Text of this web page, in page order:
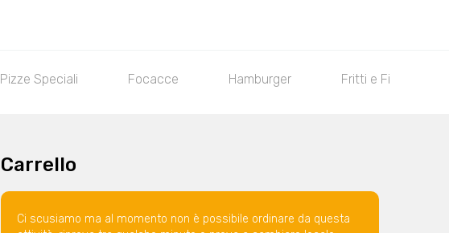
Pizze Speciali Focacce Hamburger Fritti e Finger Food
Carrello
Ci scusiamo ma al momento non è possibile ordinare da questa